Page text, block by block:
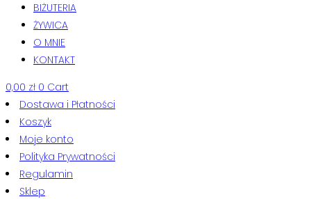
BIŻUTERIA
ŻYWICA
O MNIE
KONTAKT
0,00 zł 0 Cart
Dostawa i Płatności
Koszyk
Moje konto
Polityka Prywatności
Regulamin
Sklep